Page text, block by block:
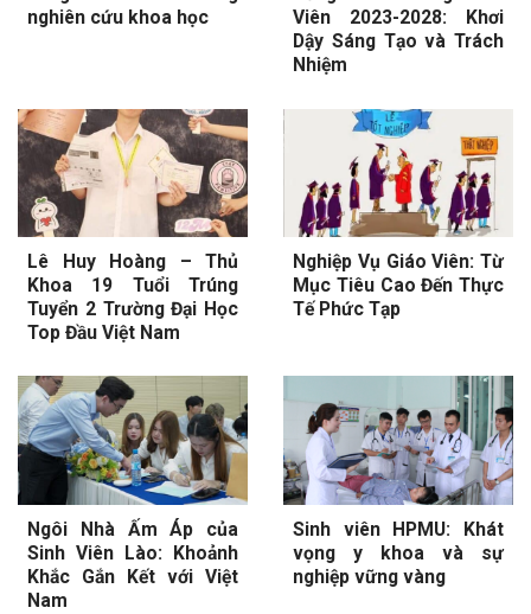
nghiên cứu khoa học
Viên 2023-2028: Khơi
Dậy Sáng Tạo và Trách
Nhiệm
Lê Huy Hoàng – Thủ
Khoa 19 Tuổi Trúng
Tuyển 2 Trường Đại Học
Top Đầu Việt Nam
Nghiệp Vụ Giáo Viên: Từ
Mục Tiêu Cao Đến Thực
Tế Phức Tạp
Ngôi Nhà Ấm Áp của
Sinh Viên Lào: Khoảnh
Khắc Gắn Kết với Việt
Nam
Sinh viên HPMU: Khát
vọng y khoa và sự
nghiệp vững vàng